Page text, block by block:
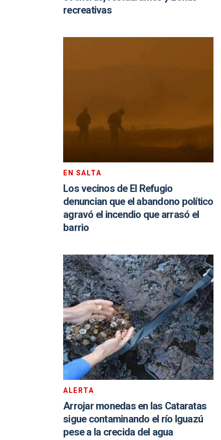
recreativas
EN SALTA
Los vecinos de El Refugio
denuncian que el abandono político
agravó el incendio que arrasó el
barrio
ALERTA
Arrojar monedas en las Cataratas
sigue contaminando el río Iguazú
pese a la crecida del agua